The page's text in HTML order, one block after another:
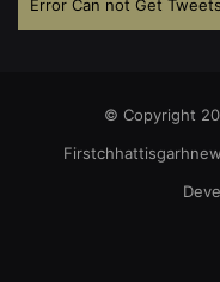
Error Can not Get
© Copyright